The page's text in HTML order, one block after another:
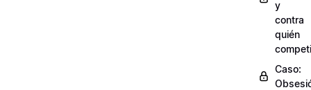
y
contra
quién
Caso: